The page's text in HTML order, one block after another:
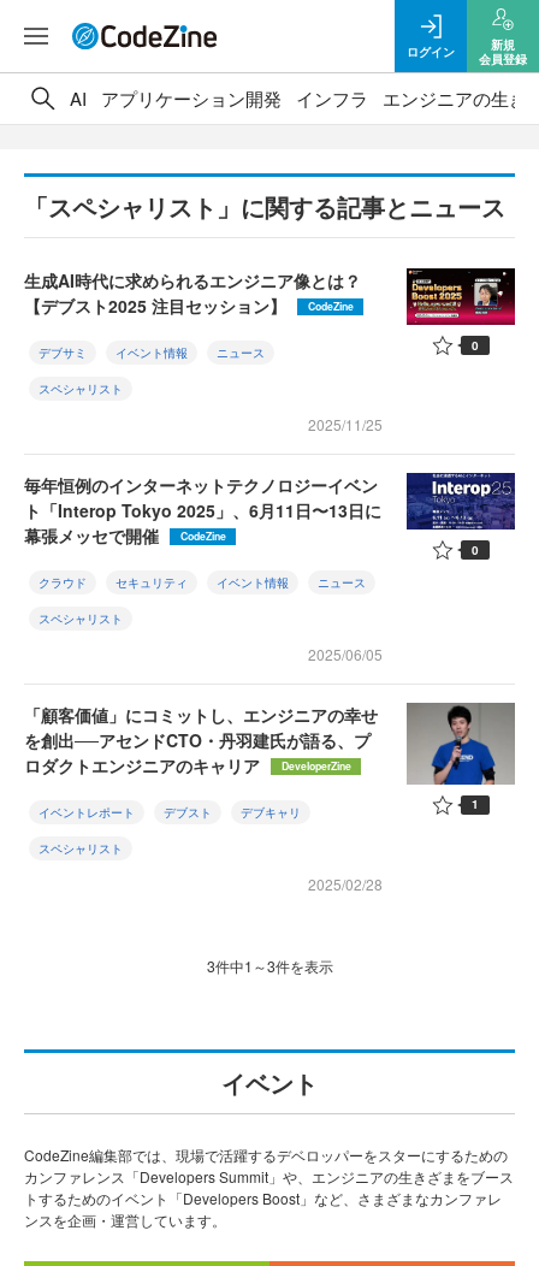
ログイン
新規
会員登録
AI アプリケーション開発 インフラ エンジニアの生き
「スペシャリスト」に関する記事とニュース
生成AI時代に求められるエンジニア像とは？
【デブスト2025 注目セッション】
CodeZine
デブサミ イベント情報 ニュース
スペシャリスト
2025/11/25
0
毎年恒例のインターネットテクノロジーイベン
ト「Interop Tokyo 2025」、6月11日〜13日に
幕張メッセで開催
CodeZine
クラウド セキュリティ イベント情報 ニュース
スペシャリスト
2025/06/05
0
「顧客価値」にコミットし、エンジニアの幸せ
を創出──アセンドCTO・丹羽建氏が語る、プ
ロダクトエンジニアのキャリア
DeveloperZine
イベントレポート デブスト デブキャリ
スペシャリスト
2025/02/28
1
3件中1～3件を表示
イベント
CodeZine編集部では、現場で活躍するデベロッパーをスターにするための
カンファレンス「Developers Summit」や、エンジニアの生きざまをブース
トするためのイベント「Developers Boost」など、さまざまなカンファレ
ンスを企画・運営しています。